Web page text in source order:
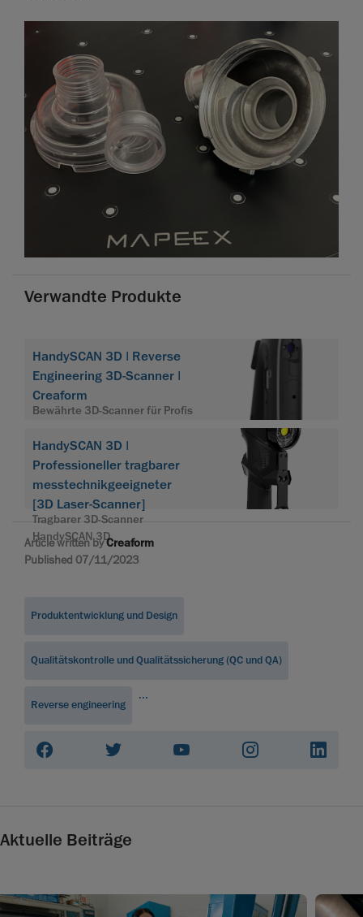
Verwandte Produkte
HandySCAN 3D | Reverse
Engineering 3D-Scanner |
Creaform
Bewährte 3D-Scanner für Profis
HandySCAN 3D |
Professioneller tragbarer
messtechnikgeeigneter
[3D Laser-Scanner]
Tragbarer 3D-Scanner
HandySCAN 3D
Article written byCreaform
Published 07/11/2023
Produktentwicklung und Design
Qualitätskontrolle und Qualitätssicherung (QC und QA)
Reverse engineering
...
Aktuelle Beiträge